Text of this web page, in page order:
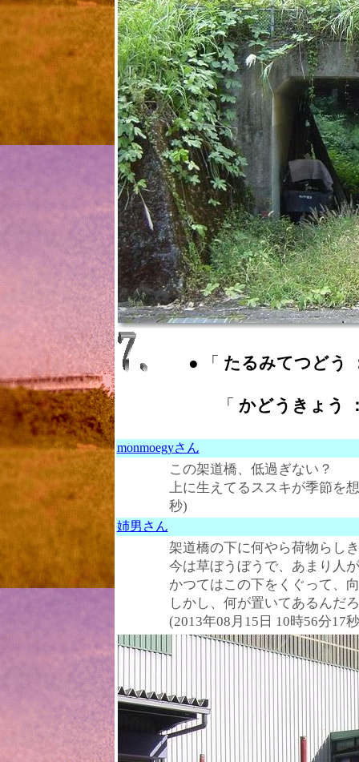
● 「 たるみてつどう
「 かどうきょう
monmoegyさん
この架道橋、低過ぎない？
上に生えてるススキが季節を
秒)
姉男さん
架道橋の下に何やら荷物らし
今は草ぼうぼうで、あまり人
かつてはこの下をくぐって、
しかし、何が置いてあるんだ
(2013年08月15日 10時56分17